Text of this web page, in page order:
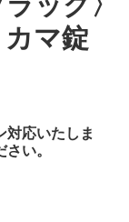
マ錠
対応いたしま
い。